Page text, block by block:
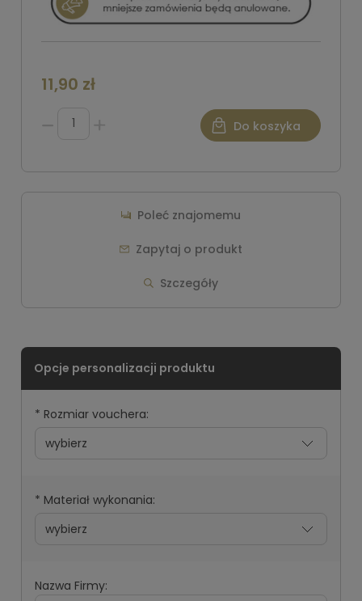
* Rozmiar vouchera:
* Materiał wykonania:
Nazwa Firmy:
11,90 zł
Do koszyka
Szczegóły
Zapytaj o produkt
Poleć znajomemu